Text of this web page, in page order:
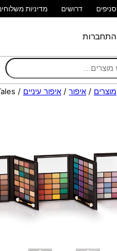
סניפים דרושים מדיניות
התחברות
מוצרים / איפור / איפור עיניים